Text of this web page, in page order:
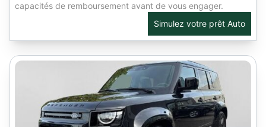
capacités de remboursement avant de vous engager.
Simulez votre prêt Auto